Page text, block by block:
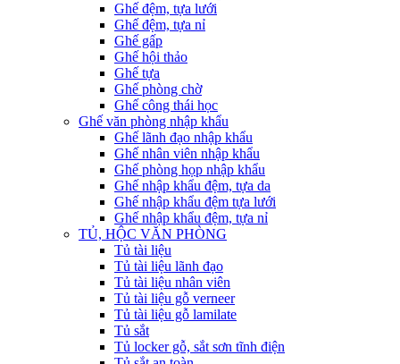
Ghế đệm, tựa lưới
Ghế đệm, tựa nỉ
Ghế gấp
Ghế hội thảo
Ghế tựa
Ghế phòng chờ
Ghế công thái học
Ghế văn phòng nhập khẩu
Ghế lãnh đạo nhập khẩu
Ghế nhân viên nhập khẩu
Ghế phòng họp nhập khẩu
Ghế nhập khẩu đệm, tựa da
Ghế nhập khẩu đệm tựa lưới
Ghế nhập khẩu đệm, tựa nỉ
TỦ, HỘC VĂN PHÒNG
Tủ tài liệu
Tủ tài liệu lãnh đạo
Tủ tài liệu nhân viên
Tủ tài liệu gỗ verneer
Tủ tài liệu gỗ lamilate
Tủ sắt
Tủ locker gỗ, sắt sơn tĩnh điện